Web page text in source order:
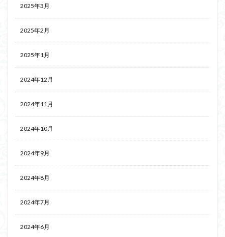
2025年3月
2025年2月
2025年1月
2024年12月
2024年11月
2024年10月
2024年9月
2024年8月
2024年7月
2024年6月